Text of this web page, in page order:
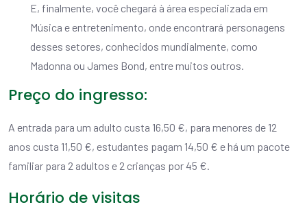
E, finalmente, você chegará à área especializada em
Música e entretenimento, onde encontrará personagens
desses setores, conhecidos mundialmente, como
Madonna ou James Bond, entre muitos outros.
Preço do ingresso:
A entrada para um adulto custa 16,50 €, para menores de 12
anos custa 11,50 €, estudantes pagam 14,50 € e há um pacote
familiar para 2 adultos e 2 crianças por 45 €.
Horário de visitas